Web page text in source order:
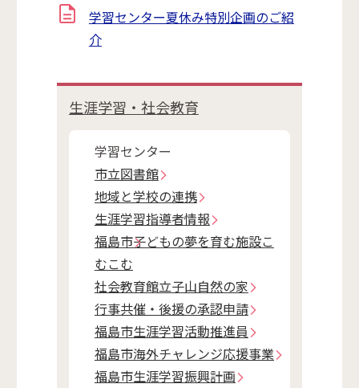
学習センター夏休み特別企画のご紹
介
生涯学習・社会教育
学習センター
市立図書館
地域と学校の連携
生涯学習指導者情報
福島市子どもの夢を育む施設こ
むこむ
社会教育館立子山自然の家
行事共催・後援の承認申請
福島市生涯学習活動推進員
福島市海外チャレンジ応援事業
福島市生涯学習振興計画